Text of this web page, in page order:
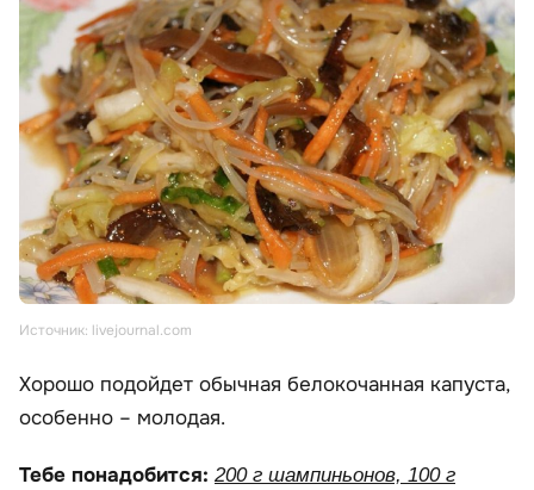
Источник: livejournal.com
Хорошо подойдет обычная белокочанная капуста,
особенно – молодая.
Тебе понадобится: 200 г шампиньонов, 100 г